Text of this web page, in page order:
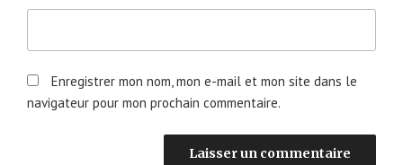
Enregistrer mon nom, mon e-mail et mon site dans le
navigateur pour mon prochain commentaire.